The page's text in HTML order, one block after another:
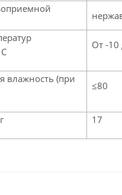
От -10
влажность (при
≤80
17